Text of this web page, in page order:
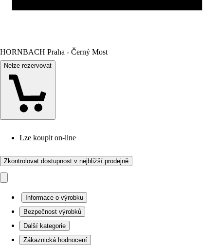
HORNBACH Praha - Černý Most
Nelze rezervovat
Lze koupit on-line
Zkontrolovat dostupnost v nejbližší prodejně
Informace o výrobku
Bezpečnost výrobků
Další kategorie
Zákaznická hodnocení